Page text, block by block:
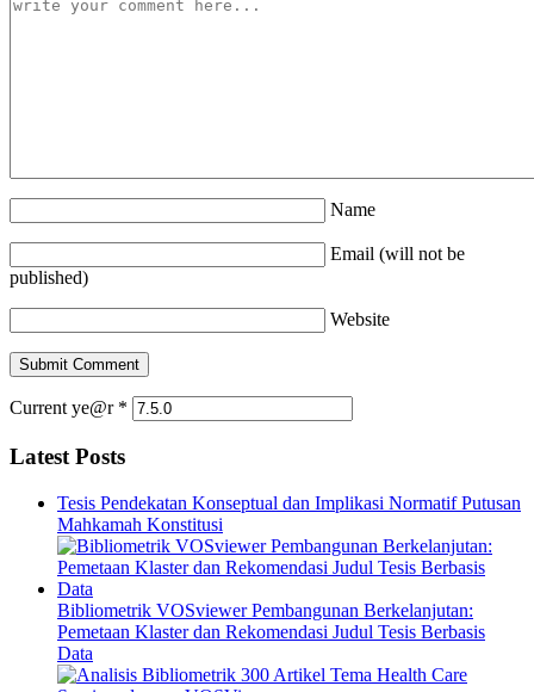
Name
Email (will not be
published)
Website
Current ye@r *
Latest Posts
Tesis Pendekatan Konseptual dan Implikasi Normatif Putusan
Mahkamah Konstitusi
Bibliometrik VOSviewer Pembangunan Berkelanjutan:
Pemetaan Klaster dan Rekomendasi Judul Tesis Berbasis
Data